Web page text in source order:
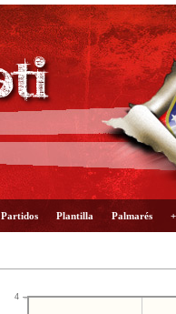
Partidos Plantilla Palmarés
4